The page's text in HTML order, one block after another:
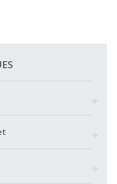
avec espace dédié pour un
avec îlot central, ouverte
balcon et jardin privatif
de lave et sèche-linge
sud-est dont un avec